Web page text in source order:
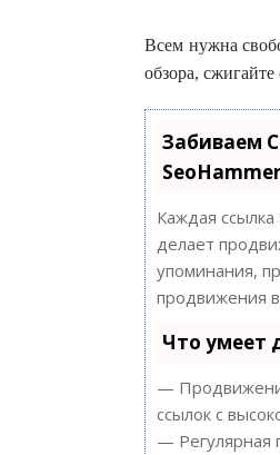
Всем нужна
обзора,
Забиваем
SeoHammer
Каждая
делает
упоминания,
продвижения
Что умеет
—
ссылок с
— Регулярная